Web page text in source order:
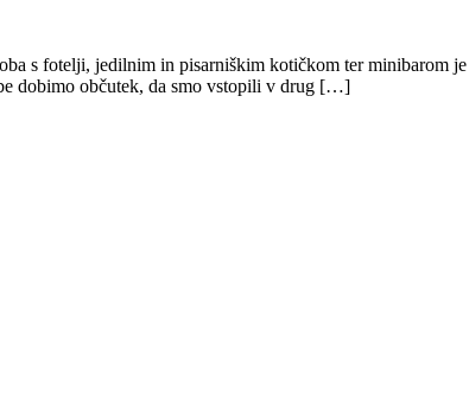
s fotelji, jedilnim in pisarniškim kotičkom ter minibarom
dobimo občutek, da smo vstopili v drug […]